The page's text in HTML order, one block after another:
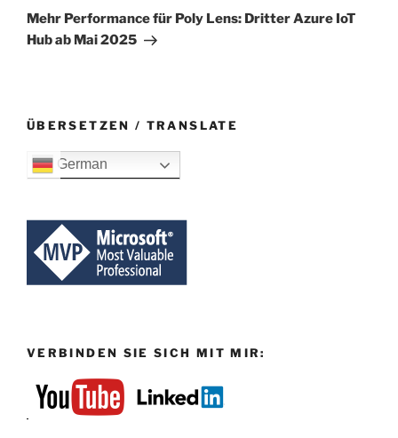
Beitrag
Mehr Performance für Poly Lens: Dritter Azure IoT
Hub ab Mai 2025
ÜBERSETZEN / TRANSLATE
German
VERBINDEN SIE SICH MIT MIR: